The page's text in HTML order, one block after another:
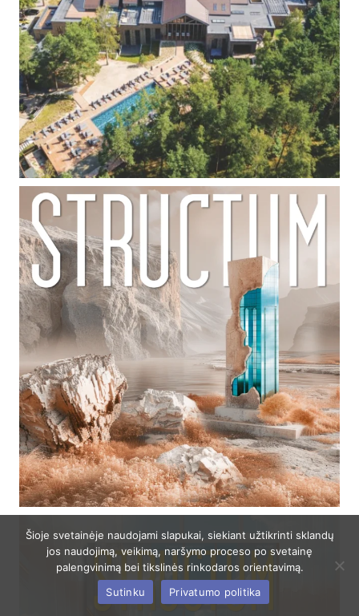
Šioje svetainėje naudojami slapukai, siekiant užtikrinti sklandų
jos naudojimą, veikimą, naršymo proceso po svetainę
palengvinimą bei tikslinės rinkodaros orientavimą.
Sutinku
Privatumo politika